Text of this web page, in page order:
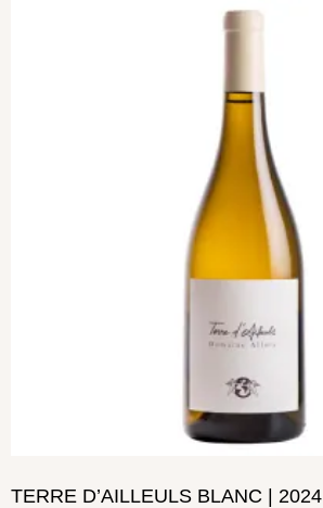
TERRE D’AILLEULS BLANC | 2024